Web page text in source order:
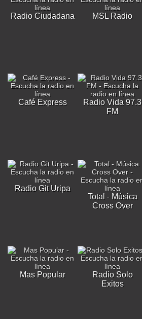
Radio Ciudadana MSL Radio
Café Express
Radio Vida 97.3
FM
Radio Git Uripa
Total - Música
Cross Over
Mas Popular
Radio Solo
Exitos